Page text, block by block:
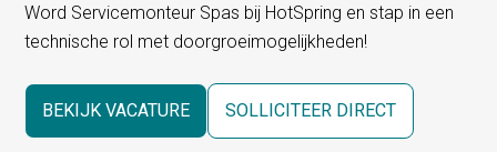
Word Servicemonteur Spas bij HotSpring en stap in een
technische rol met doorgroeimogelijkheden!
BEKIJK VACATURE SOLLICITEER DIRECT